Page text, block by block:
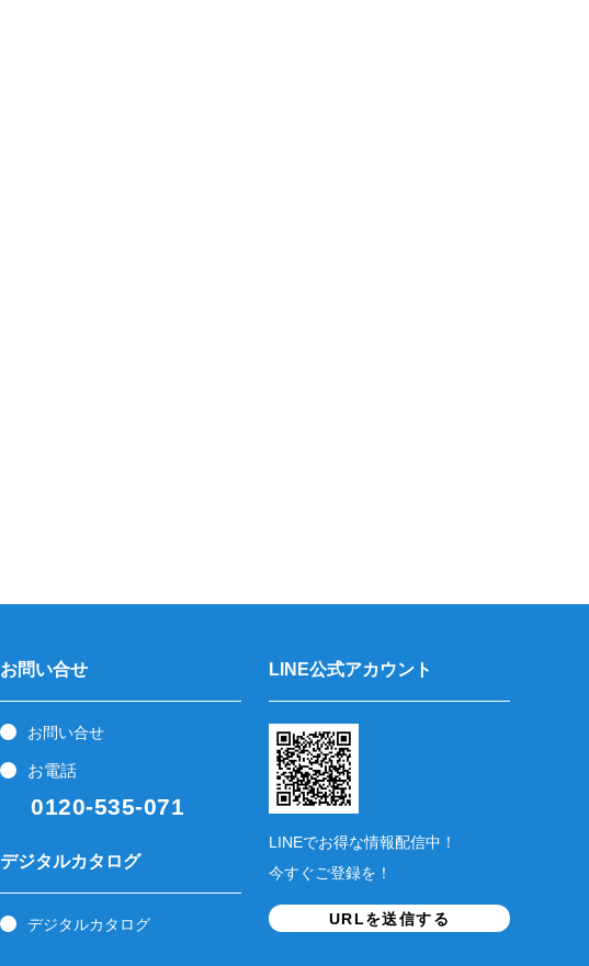
お問い合せ
お問い合せ
お電話
0120-535-071
デジタルカタログ
デジタルカタログ
LINE公式アカウント
LINEでお得な情報配信中！
今すぐご登録を！
URLを送信する